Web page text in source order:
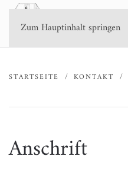
Zum Hauptinhalt springen
STARTSEITE KONTAKT
Anschrift